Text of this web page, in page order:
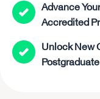
Advance
Accredited
Unlock New